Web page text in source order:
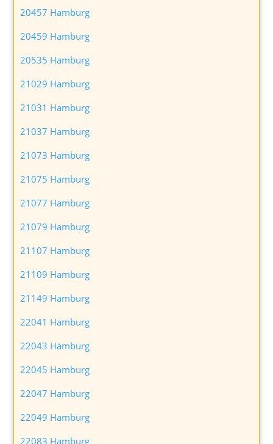
20457 Hamburg
20459 Hamburg
20535 Hamburg
21029 Hamburg
21031 Hamburg
21037 Hamburg
21073 Hamburg
21075 Hamburg
21077 Hamburg
21079 Hamburg
21107 Hamburg
21109 Hamburg
21149 Hamburg
22041 Hamburg
22043 Hamburg
22045 Hamburg
22047 Hamburg
22049 Hamburg
22083 Hamburg